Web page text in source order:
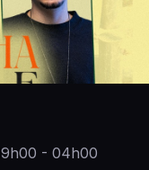
- 04h00